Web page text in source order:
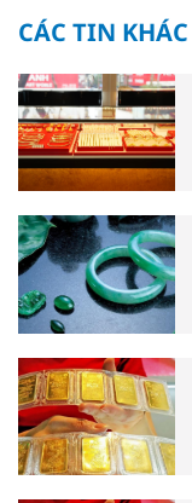
CÁC TIN KHÁC